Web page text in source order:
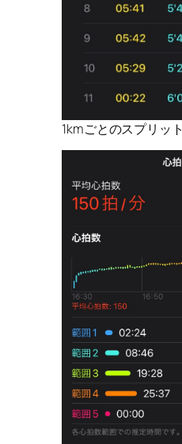
1kmごとのスプリット